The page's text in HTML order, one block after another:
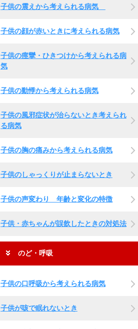
子供の震えから考えられる病気
子供の顔が赤いときに考えられる病気
子供の痙攣・ひきつけから考えられる病
気
子供の動悸から考えられる病気
子供の風邪症状が治らないとき考えられ
る病気
子供の胸の痛みから考えられる病気
子供のしゃっくりが止まらないとき
子供の声変わり 年齢と変化の特徴
子供・赤ちゃんが誤飲したときの対処法
のど・呼吸
子供の口呼吸から考えられる病気
子供が咳で眠れないとき